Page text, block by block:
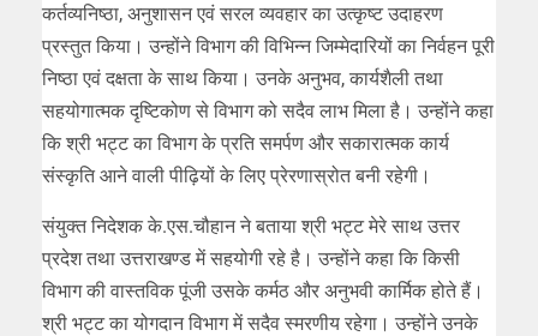
कर्तव्यनिष्ठा, अनुशासन एवं सरल व्यवहार का उत्कृष्ट उदाहरण
प्रस्तुत किया। उन्होंने विभाग की विभिन्न जिम्मेदारियों का निर्वहन पूरी
निष्ठा एवं दक्षता के साथ किया। उनके अनुभव, कार्यशैली तथा
सहयोगात्मक दृष्टिकोण से विभाग को सदैव लाभ मिला है। उन्होंने कहा
कि श्री भट्ट का विभाग के प्रति समर्पण और सकारात्मक कार्य
संस्कृति आने वाली पीढ़ियों के लिए प्रेरणास्रोत बनी रहेगी।
संयुक्त निदेशक के.एस.चौहान ने बताया श्री भट्ट मेरे साथ उत्तर
प्रदेश तथा उत्तराखण्ड में सहयोगी रहे है। उन्होंने कहा कि किसी
विभाग की वास्तविक पूंजी उसके कर्मठ और अनुभवी कार्मिक होते हैं।
श्री भट्ट का योगदान विभाग में सदैव स्मरणीय रहेगा। उन्होंने उनके